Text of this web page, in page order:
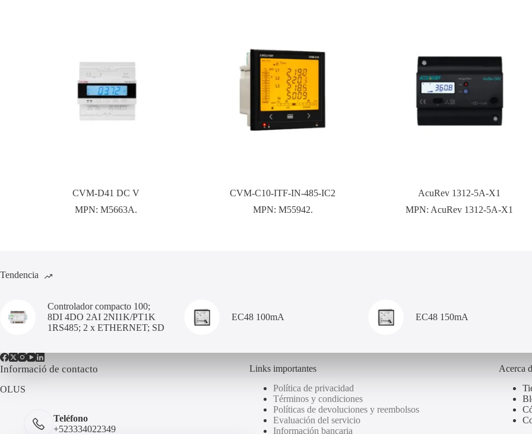
CVM-D41 DC V
MPN:M5663A.
CVM-C10-ITF-IN-485-IC2
MPN: M55942.
AcuRev 1312-5A-X1
MPN: AcuRev 1312-5A-X1
Tendencia
Controlador compacto 100;
8DI 4DO 2AI 2NI1K/PT1K
1RS485; 2 x ETHERNET; SD
EC48 100mA EC48 150mA
Informació de contacto
OLUS
Teléfono
+523334022349
Links importantes
Política de privacidad
Términos y condiciones
Políticas de devoluciones y reembolsos
Evaluación del servicio
Información bancaria
Acerca